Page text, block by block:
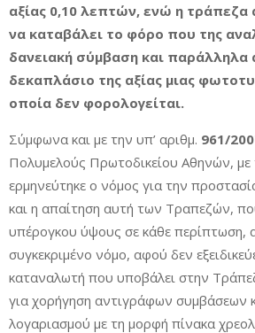
αξίας 0,10 λεπτών, ενώ η τράπεζα
να καταβάλει το φόρο που της
δανειακή σύμβαση και παράλληλα
δεκαπλάσιο της αξίας μιας
οποία δεν φορολογείται.
Σύμφωνα και με την υπ’ αριθμ. 961/
Πολυμελούς Πρωτοδικείου Αθηνών, με
ερμηνεύτηκε ο νόμος για την
και η απαίτηση αυτή των Τραπεζών,
υπέρογκου ύψους σε κάθε περίπτωση,
συγκεκριμένο νόμο, αφού δεν
καταναλωτή που υποβάλει στην
για χορήγηση αντιγράφων συμβάσεων
λογαριασμού με τη μορφή πίνακα